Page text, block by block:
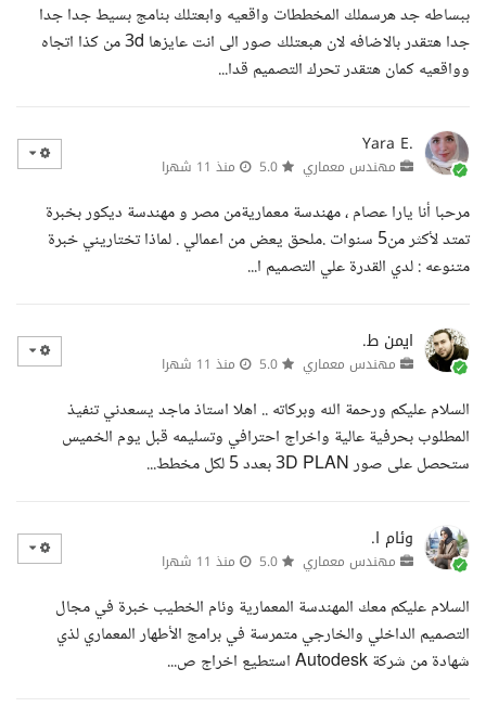
ببساطه جد هرسملك المخططات واقعيه وابعتلك بنامج بسيط جدا جدا
جدا هتقدر بالاضافه لان هبعتلك صور الى انت عايزها 3d من كذا اتجاه
وواقعيه كمان هتقدر تحرك التصميم قدا...
Yara E.
مهندس معماري منذ 11 شهرا
مرحبا أنا يارا عصام ، مهندسة معماريةمن مصر و مهندسة ديكور بخبرة
تمتد لأكثر من5 سنوات .ملحق يعض من اعمالي . لماذا تختاريني خبرة
متنوعه : لدي القدرة علي التصميم ا...
ايمن ط.
مهندس معماري منذ 11 شهرا
السلام عليكم ورحمة الله وبركاته .. اهلا استاذ ماجد يسعدني تنفيذ
المطلوب بحرفية عالية واخراج احترافي وتسليمه قبل يوم الخميس
ستحصل على صور 3D PLAN بعدد 5 لكل مخطط...
وئام ا.
مهندس معماري منذ 11 شهرا
السلام عليكم معك المهندسة المعمارية وئام الخطيب خبرة في مجال
التصميم الداخلي والخارجي متمرسة في برامج الأطهار المعماري لذي
شهادة من شركة Autodesk استطيع اخراج ص...